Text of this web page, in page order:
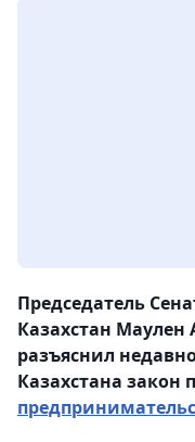
Председатель
Казахстан Маулен
разъяснил
Казахстана закон